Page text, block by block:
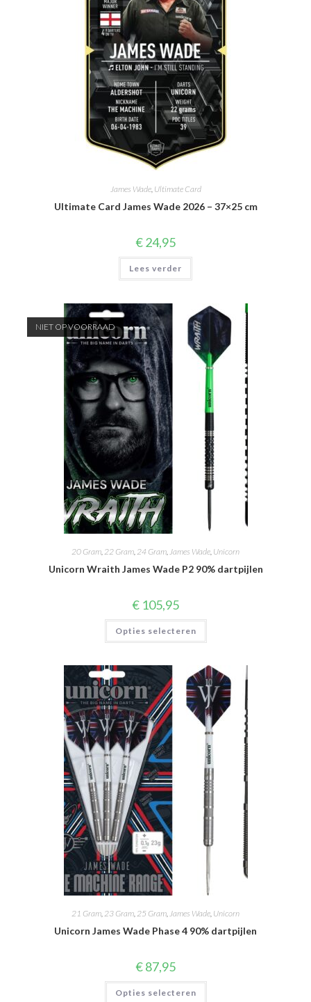
James Wade, Ultimate Card
Ultimate Card James Wade 2026 – 37×25 cm
€24,95
Lees verder
NIET OP VOORRAAD
20 Gram 22 Gram 24 Gram James Wade Unicorn
Unicorn Wraith James Wade P2 90% dartpijlen
€ 105,95
Opties selecteren
Dit
heeft
Deze
optie
kan
gekozen
worden
op
de
productpagina
21 Gram,23 Gram,25 Gram,James Wade, Unicorn
Unicorn James Wade Phase 4 90% dartpijlen
€87,95
Opties selecteren
Dit